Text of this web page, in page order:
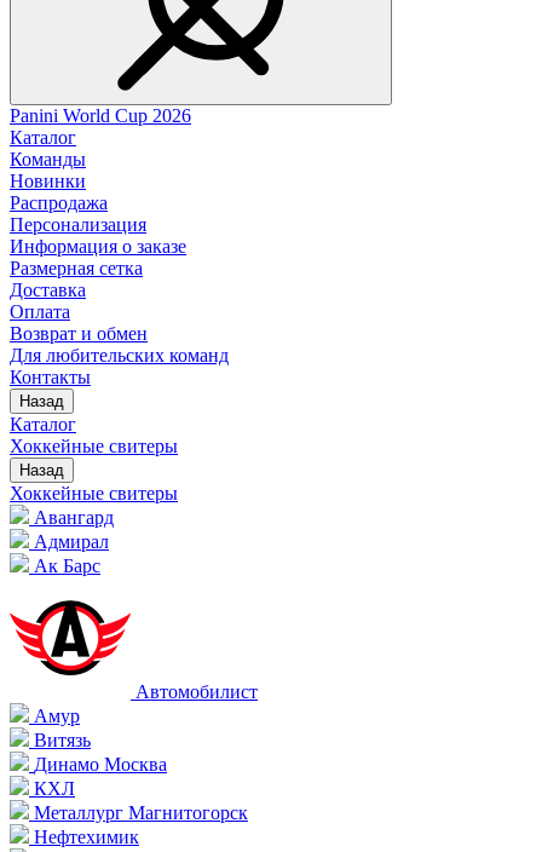
Panini World Cup 2026
Каталог
Команды
Новинки
Распродажа
Персонализация
Информация о заказе
Размерная сетка
Доставка
Оплата
Возврат и обмен
Для любительских команд
Контакты
Назад
Каталог
Хоккейные свитеры
Назад
Хоккейные свитеры
Авангард
Адмирал
Ак Барс
Автомобилист
Амур
Витязь
Динамо Москва
КХЛ
Металлург Магнитогорск
Нефтехимик